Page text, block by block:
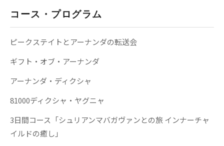
コース・プログラム
ピークステイトとアーナンダの転送会
ギフト・オブ・アーナンダ
アーナンダ・ディクシャ
81000ディクシャ・ヤグニャ
3日間コース「シュリアンマバガヴァンとの旅 インナーチャ
イルドの癒し」